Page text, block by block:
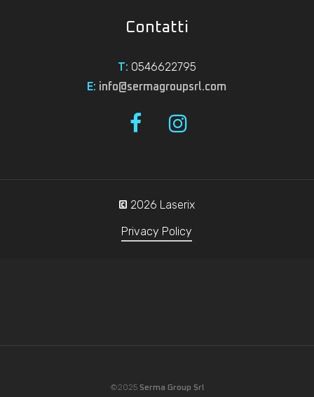
Contatti
T: 0546622795
E: info@sermagroupsrl.com
© 2026 Laserix
Privacy Policy
©2025 Serma Group Srl